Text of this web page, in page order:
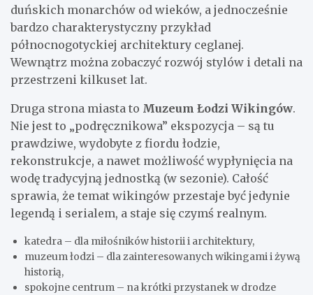
duńskich monarchów od wieków, a jednocześnie
bardzo charakterystyczny przykład
północnogotyckiej architektury ceglanej.
Wewnątrz można zobaczyć rozwój stylów i detali na
przestrzeni kilkuset lat.
Druga strona miasta to Muzeum Łodzi Wikingów.
Nie jest to „podręcznikowa” ekspozycja – są tu
prawdziwe, wydobyte z fiordu łodzie,
rekonstrukcje, a nawet możliwość wypłynięcia na
wodę tradycyjną jednostką (w sezonie). Całość
sprawia, że temat wikingów przestaje być jedynie
legendą i serialem, a staje się czymś realnym.
katedra – dla miłośników historii i architektury,
muzeum łodzi – dla zainteresowanych wikingami i żywą
historią,
spokojne centrum – na krótki przystanek w drodze